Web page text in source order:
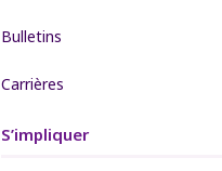
Bulletins
Carrières
S’impliquer